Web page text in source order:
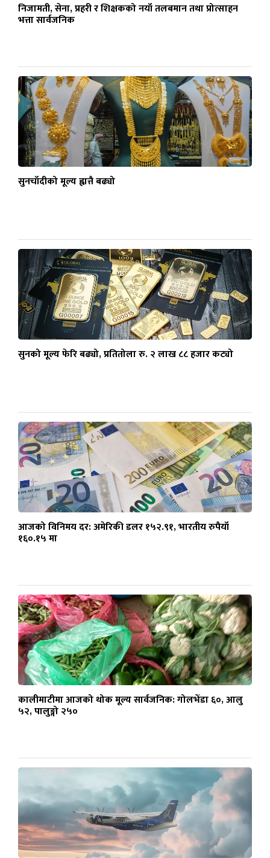
निजामती, सेना, प्रहरी र शिक्षकको नयाँ तलबमान तथा प्रोत्साहन
भत्ता सार्वजनिक
सुनचाँदीको मूल्य ह्वात्तै बढ्यो
सुनको मूल्य फेरि बढ्यो, प्रतितोला रु. २ लाख ८८ हजार कट्यो
आजको विनिमय दर: अमेरिकी डलर १५२.९१, भारतीय रुपैयाँ
१६०.१५ मा
कालीमाटीमा आजको थोक मूल्य सार्वजनिक: गोलभेँडा ६०, आलु
५२, पालुङ्गो २५०